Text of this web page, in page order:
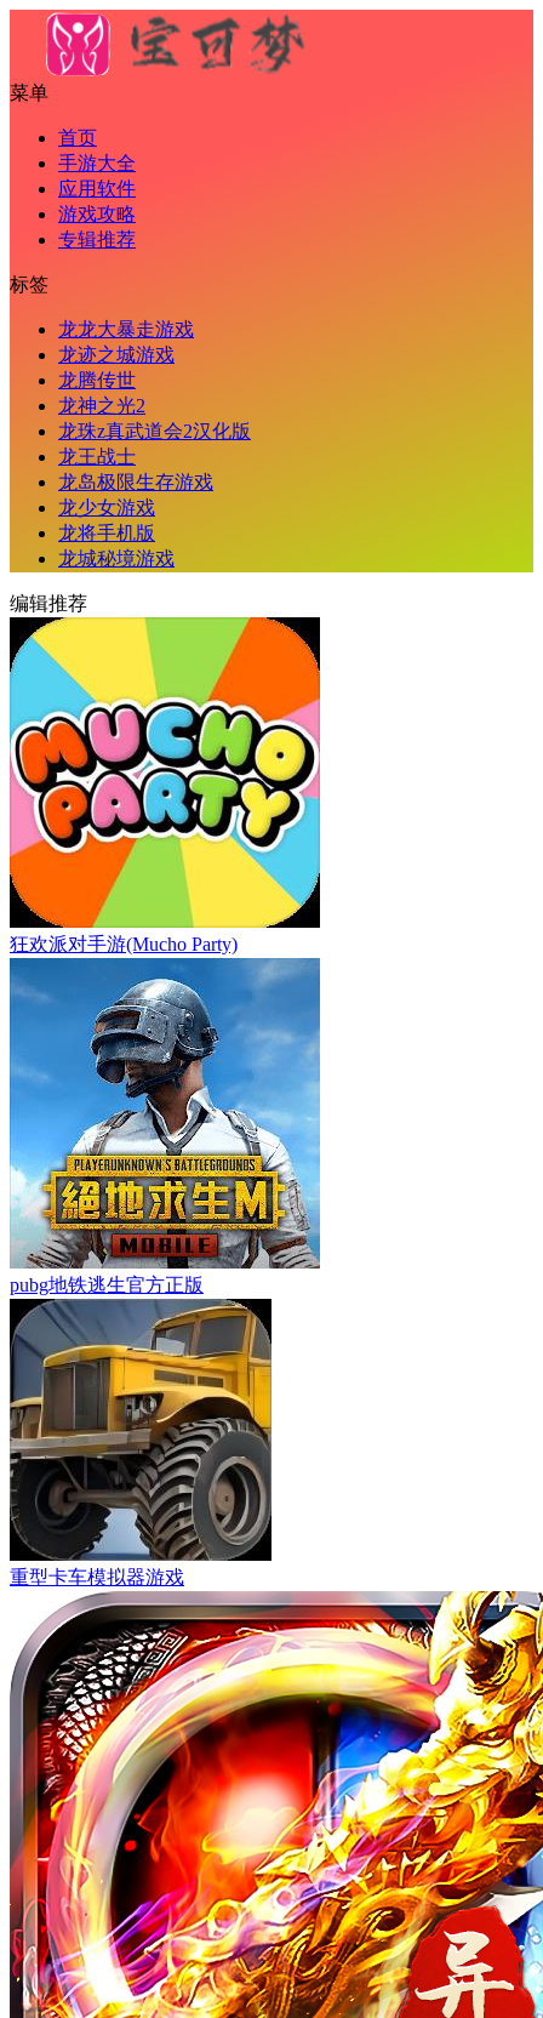
菜单
首页
手游大全
应用软件
游戏攻略
专辑推荐
标签
龙龙大暴走游戏
龙迹之城游戏
龙腾传世
龙神之光2
龙珠z真武道会2汉化版
龙王战士
龙岛极限生存游戏
龙少女游戏
龙将手机版
龙城秘境游戏
编辑推荐
狂欢派对手游(Mucho Party)
pubg地铁逃生官方正版
重型卡车模拟器游戏